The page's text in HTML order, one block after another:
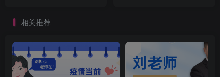
相关推荐